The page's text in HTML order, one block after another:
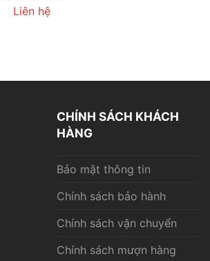
Liên hệ
CHÍNH SÁCH KHÁCH
HÀNG
Bảo mật thông tin
Chính sách bảo hành
Chính sách vận chuyển
Chính sách mượn hàng